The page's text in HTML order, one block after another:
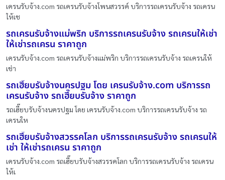
เครนรับจ้าง.com รถเครนรับจ้างโพนสวรรค์ บริการรถเครนรับจ้าง รถเครน
ให้เช
รถเครนรับจ้างแม่พริก บริการรถเครนรับจ้าง รถเครนให้เช่า
ให้เช่ารถเครน ราคาถูก
เครนรับจ้าง.com รถเครนรับจ้างแม่พริก บริการรถเครนรับจ้าง รถเครนให้
เช่า
รถเฮี๊ยบรับจ้างนครปฐม โดย เครนรับจ้าง.com บริการรถ
เครนรับจ้าง รถเฮี๊ยบรับจ้าง ราคาถูก
รถเฮี๊ยบรับจ้างนครปฐม โดย เครนรับจ้าง.com บริการรถเครนรับจ้าง รถ
เครนให
รถเฮี๊ยบรับจ้างสวรรคโลก บริการรถเครนรับจ้าง รถเครนให้
เช่า ให้เช่ารถเครน ราคาถูก
เครนรับจ้าง.com รถเฮี๊ยบรับจ้างสวรรคโลก บริการรถเครนรับจ้าง รถเครน
ให้เ